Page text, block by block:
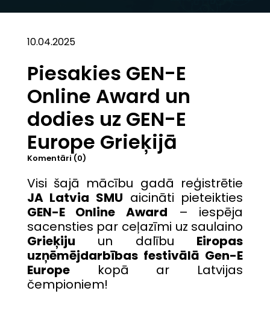
10.04.2025
Piesakies GEN-E
Online Award un
dodies uz GEN-E
Europe Grieķijā
Komentāri (0)
Visi šajā mācību gadā reģistrētie
JA Latvia SMU aicināti pieteikties
GEN-E Online Award – iespēja
sacensties par ceļazīmi uz saulaino
Grieķiju un dalību Eiropas
uzņēmējdarbības festivālā Gen-E
Europekopā ar Latvijas
čempioniem!